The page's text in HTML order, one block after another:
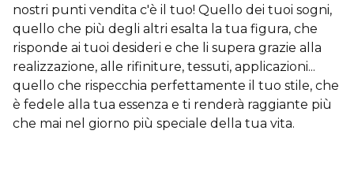
nostri punti vendita c'è il tuo! Quello dei tuoi sogni,
quello che più degli altri esalta la tua figura, che
risponde ai tuoi desideri e che li supera grazie alla
realizzazione, alle rifiniture, tessuti, applicazioni...
quello che rispecchia perfettamente il tuo stile, che
è fedele alla tua essenza e ti renderà raggiante più
che mai nel giorno più speciale della tua vita.